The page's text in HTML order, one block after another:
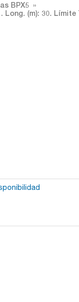
BPX5
Long. (m): 30. Límite